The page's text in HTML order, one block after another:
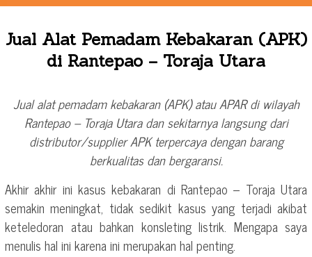
Jual Alat Pemadam Kebakaran (APK)
di Rantepao – Toraja Utara
Jual alat pemadam kebakaran (APK) atau APAR di wilayah
Rantepao – Toraja Utara dan sekitarnya langsung dari
distributor/supplier APK terpercaya dengan barang
berkualitas dan bergaransi.
Akhir akhir ini kasus kebakaran di Rantepao – Toraja Utara
semakin meningkat, tidak sedikit kasus yang terjadi akibat
keteledoran atau bahkan konsleting listrik. Mengapa saya
menulis hal ini karena ini merupakan hal penting.